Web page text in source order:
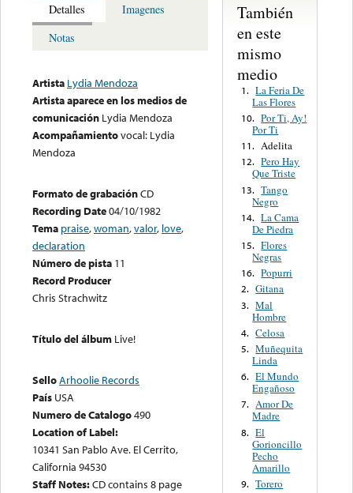
Detalles
Imagenes
Notas
Artista Lydia Mendoza
Artista aparece en los medios de
comunicación Lydia Mendoza
Acompañamientovocal: Lydia
Mendoza
Formato de grabaciónCD
Recording Date04/10/1982
Tema praise,woman,valor, love,
declaration
Número de pista 11
Record Producer
Chris Strachwitz
Título del álbum Live!
SelloArhoolie Records
País USA
Numero de Catalogo490
Location of Label:
10341 San Pablo Ave. El Cerrito,
California 94530
Staff Notes:CD contains 8 page
También
en este
mismo
medio
1. La Feria De
Las Flores
10. Por Ti, Ay!
Por Ti
11. Adelita
12. Pero Hay
Que Triste
13. Tango
Negro
14. La Cama
De Piedra
15. Flores
Negras
16. Popurri
2. Gitana
3. Mal
Hombre
4. Celosa
5. Muñequita
Linda
6. El Mundo
Engañoso
7. Amor De
Madre
8. El
Gorioncillo
Pecho
Amarillo
9. Torero